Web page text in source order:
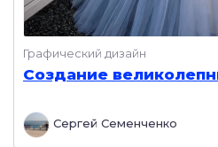
Графический дизайн
Сергей Семенченко